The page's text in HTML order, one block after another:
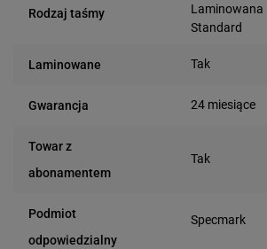
Rodzaj taśmy
Laminowana
Standard
Laminowane Tak
Gwarancja 24 miesiące
Towar z
abonamentem
Tak
Podmiot
odpowiedzialny
Specmark